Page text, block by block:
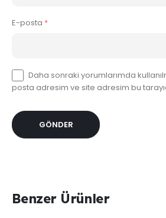
E-posta *
Daha sonraki yorumlarımda
posta adresim ve site adresim bu
Benzer Ürünler